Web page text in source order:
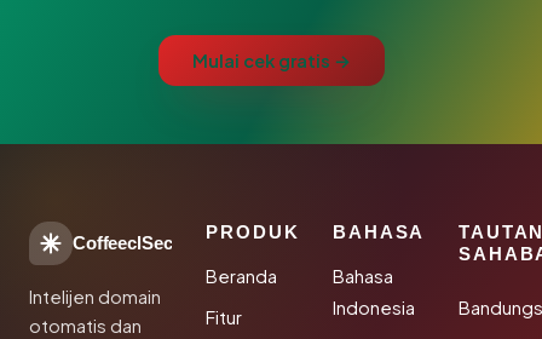
Mulai cek gratis →
CoffeeclSec
Intelijen domain
otomatis dan
PRODUK
Beranda
Fitur
BAHASA
Bahasa
Indonesia